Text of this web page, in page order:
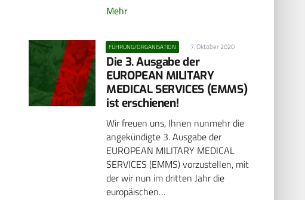
Mehr
FÜHRUNG/ORGANISATION 7. Oktober 2020
Die 3. Ausgabe der
EUROPEAN MILITARY
MEDICAL SERVICES (EMMS)
ist erschienen!
Wir freuen uns, Ihnen nunmehr die
angekündigte 3. Ausgabe der
EUROPEAN MILITARY MEDICAL
SERVICES (EMMS) vorzustellen, mit
der wir nun im dritten Jahr die
europäischen…